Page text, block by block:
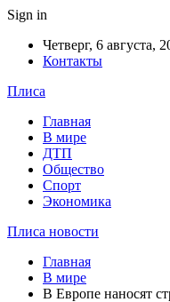
Sign in
Четверг, 6 августа,
Контакты
Плиса
Главная
В мире
ДТП
Общество
Спорт
Экономика
Плиса новости
Главная
В мире
В Европе наносят